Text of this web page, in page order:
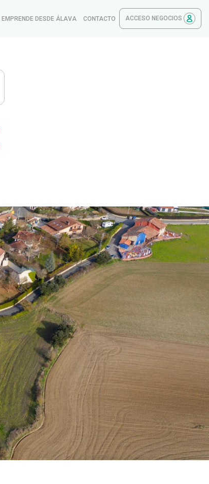
EMPRENDE DESDE ÁLAVA CONTACTO ACCESO NEGOCIOS